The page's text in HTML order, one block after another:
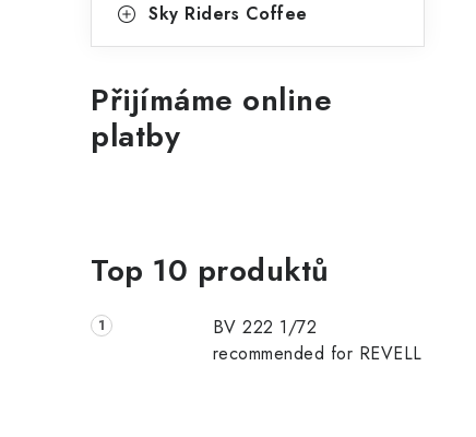
Sky Riders Coffee
Přijímáme online
platby
Top 10 produktů
BV 222 1/72
recommended for REVELL